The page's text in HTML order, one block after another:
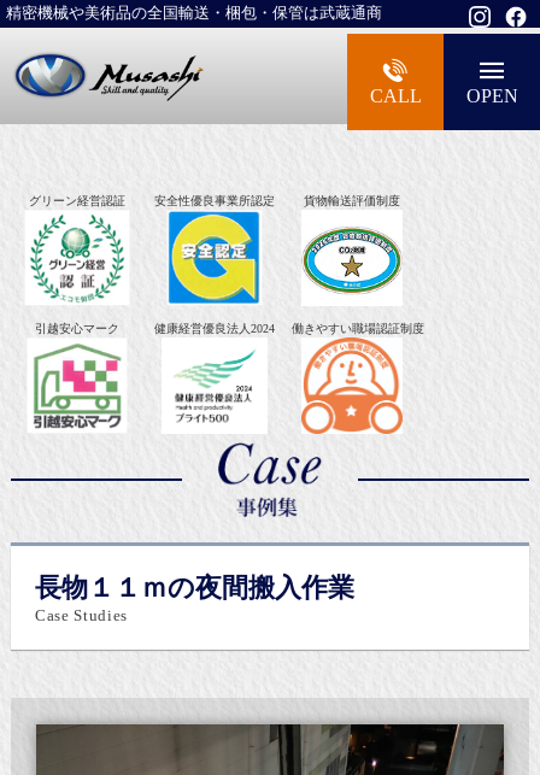
精密機械や美術品の全国輸送・梱包・保管は武蔵通商
大型精密機械・美術品・高級楽器の梱包・
CALL OPEN
グリーン経営認証 安全性優良事業所認定 貨物輸送評価制度
引越安心マーク 健康経営優良法人2024 働きやすい職場認証制度
長物１１ｍの夜間搬入作業
Case Studies